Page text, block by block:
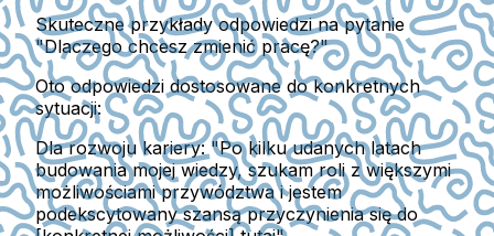
Skuteczne przykłady odpowiedzi na pytanie
"Dlaczego chcesz zmienić pracę?"
Oto odpowiedzi dostosowane do konkretnych
sytuacji:
Dla rozwoju kariery: "Po kilku udanych latach
budowania mojej wiedzy, szukam roli z większymi
możliwościami przywództwa i jestem
podekscytowany szansą przyczynienia się do